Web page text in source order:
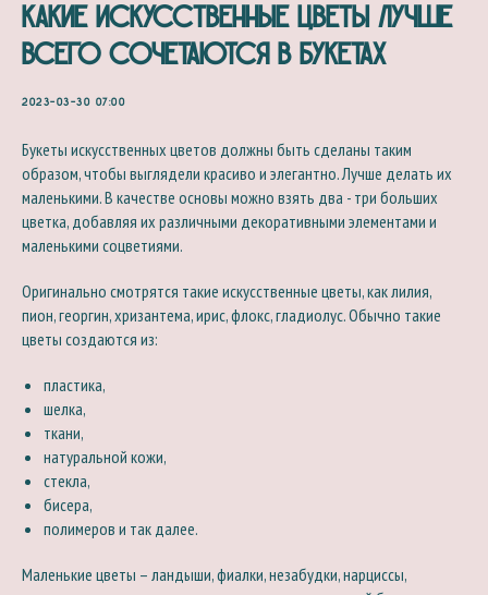
Какие искусственные цветы лучше
всего сочетаются в букетах
2023-03-30 07:00
Букеты искусственных цветов должны быть сделаны таким
образом, чтобы выглядели красиво и элегантно. Лучше делать их
маленькими. В качестве основы можно взять два - три больших
цветка, добавляя их различными декоративными элементами и
маленькими соцветиями.
Оригинально смотрятся такие искусственные цветы, как лилия,
пион, георгин, хризантема, ирис, флокс, гладиолус. Обычно такие
цветы создаются из:
пластика,
шелка,
ткани,
натуральной кожи,
стекла,
бисера,
полимеров и так далее.
Маленькие цветы – ландыши, фиалки, незабудки, нарциссы,